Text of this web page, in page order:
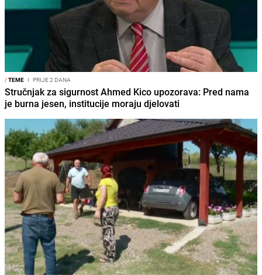
/TEME I PRIJE 2 DANA
Stručnjak za sigurnost Ahmed Kico upozorava: Pred nama
je burna jesen, institucije moraju djelovati